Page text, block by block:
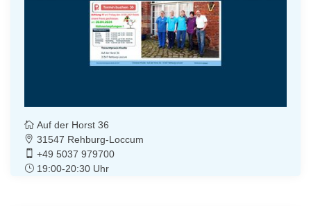
Auf der Horst 36
31547 Rehburg-Loccum
+49 5037 979700
19:00-20:30 Uhr